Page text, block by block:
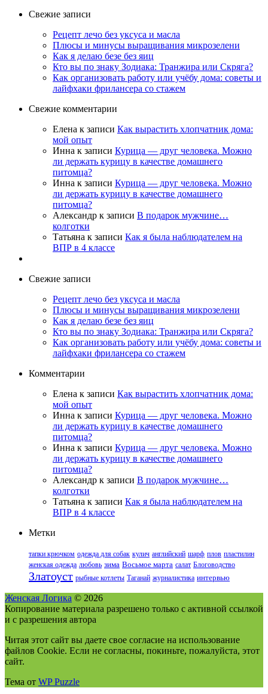
Свежие записи
Рецепт лечо без уксуса и масла
Плюсы и минусы выращивания микрозелени
Как я делаю безе без яиц
Кто вы по знаку Зодиака: Транжира или Скряга?
Как организовать работу или учёбу дома: советы и
лайфхаки фрилансера со стажем
Свежие комментарии
Елена к записи Как вырастить хлопчатник дома:
мой опыт
Инна к записи Курица — друг человека. Можно
ли держать курицу в качестве домашнего
питомца?
Инна к записи Курица — друг человека. Можно
ли держать курицу в качестве домашнего
питомца?
Александр к записи В подарок мужчине…
колготки
Татьяна к записи Как я была наблюдателем на
ВПР в 4 классе
Свежие записи
Рецепт лечо без уксуса и масла
Плюсы и минусы выращивания микрозелени
Как я делаю безе без яиц
Кто вы по знаку Зодиака: Транжира или Скряга?
Как организовать работу или учёбу дома: советы и
лайфхаки фрилансера со стажем
Комментарии
Елена к записи Как вырастить хлопчатник дома:
мой опыт
Инна к записи Курица — друг человека. Можно
ли держать курицу в качестве домашнего
питомца?
Инна к записи Курица — друг человека. Можно
ли держать курицу в качестве домашнего
питомца?
Александр к записи В подарок мужчине…
колготки
Татьяна к записи Как я была наблюдателем на
ВПР в 4 классе
Метки
тапки крючком одежда для собак кулич английский шарф плов пластилин
женская одежда любовь зима Восьмое марта салат Блоговодство
Златоуст рыбные котлеты Таганай журналистика интервью
Женская Логика © 2026
Копирование материала разрешено только с активной ссылкой
и с разрешения автора
Читая этот сайт вы даете свое согласие на использование
файлов Cookie. Если не согласны, покиньте, пожалуйста, этот
сайт.
Тема от WP Puzzle